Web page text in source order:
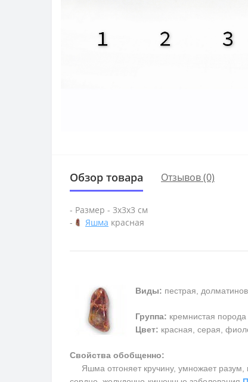
Обзор товара Отзывов (0)
- Размер - 3х3х3 см
-
Яшма красная
Виды: пестрая,
Группа: кремнистая
Цвет: красная, серая,
Свойства обобщенно:
Яшма отгоняет кручину, умножает разум,